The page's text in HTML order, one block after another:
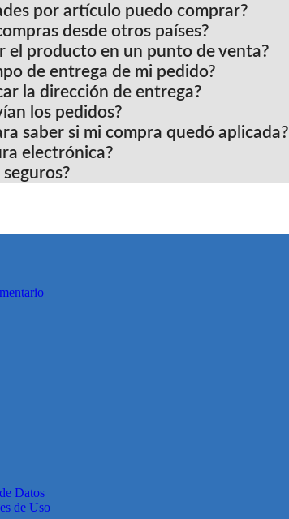
por artículo puedo comprar?
desde otros países?
el producto en un punto de venta?
de entrega de mi pedido?
la dirección de entrega?
los pedidos?
saber si mi compra quedó aplicada?
electrónica?
seguros?
Datos
de Uso